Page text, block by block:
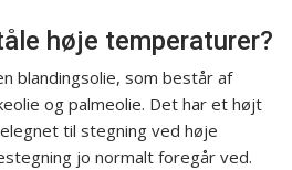
høje temperaturer?
blandingsolie, som består af
og palmeolie. Det har et højt
til stegning ved høje
jo normalt foregår ved.